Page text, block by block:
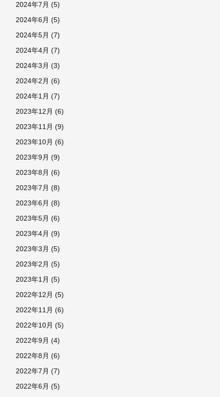
2024年7月 (5)
2024年6月 (5)
2024年5月 (7)
2024年4月 (7)
2024年3月 (3)
2024年2月 (6)
2024年1月 (7)
2023年12月 (6)
2023年11月 (9)
2023年10月 (6)
2023年9月 (9)
2023年8月 (6)
2023年7月 (8)
2023年6月 (8)
2023年5月 (6)
2023年4月 (9)
2023年3月 (5)
2023年2月 (5)
2023年1月 (5)
2022年12月 (5)
2022年11月 (6)
2022年10月 (5)
2022年9月 (4)
2022年8月 (6)
2022年7月 (7)
2022年6月 (5)